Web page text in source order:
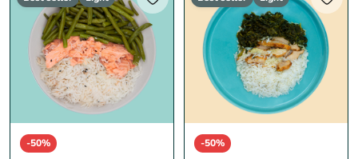
-50% -50%